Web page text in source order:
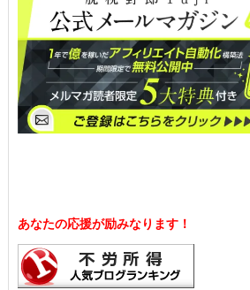
あなたの応援が励みなります！